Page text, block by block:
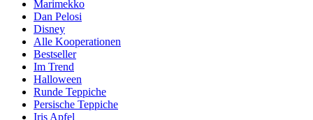
Marimekko
Dan Pelosi
Disney
Alle Kooperationen
Bestseller
Im Trend
Halloween
Runde Teppiche
Persische Teppiche
Iris Apfel